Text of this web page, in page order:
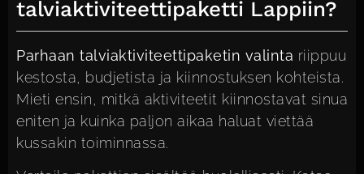
talviaktiviteettipaketti Lappiin?
Parhaan talviaktiviteettipaketin valinta riippuu
kestosta, budjetista ja kiinnostuksen kohteista.
Mieti ensin, mitkä aktiviteetit kiinnostavat sinua
eniten ja kuinka paljon aikaa haluat viettää
kussakin toiminnassa.